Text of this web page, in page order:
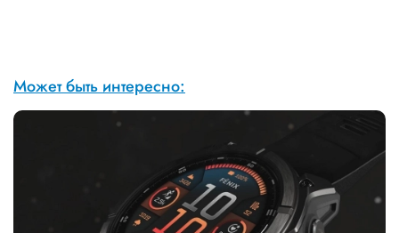
Может быть интересно: